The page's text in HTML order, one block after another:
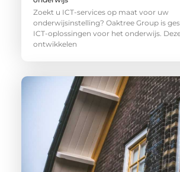
Zoekt u ICT-services op maat voor uw
onderwijsinstelling? Oaktree Group is
ICT-oplossingen voor het onderwijs.
ontwikkelen